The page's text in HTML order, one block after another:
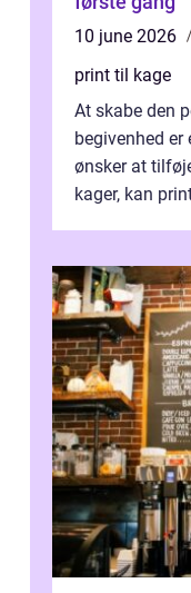
10 june 2026
print til kage
At skabe den
begivenhed er
ønsker at
kager, kan